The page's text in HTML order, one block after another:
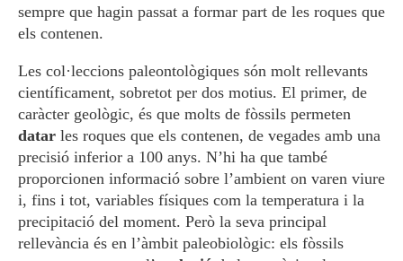
sempre que hagin passat a formar part de les roques que
els contenen.
Les col·leccions paleontològiques són molt rellevants
científicament, sobretot per dos motius. El primer, de
caràcter geològic, és que molts de fòssils permeten
datar les roques que els contenen, de vegades amb una
precisió inferior a 100 anys. N’hi ha que també
proporcionen informació sobre l’ambient on varen viure
i, fins i tot, variables físiques com la temperatura i la
precipitació del moment. Però la seva principal
rellevància és en l’àmbit paleobiològic: els fòssils